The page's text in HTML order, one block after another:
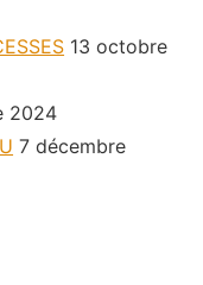
13 octobre
2024
7 décembre